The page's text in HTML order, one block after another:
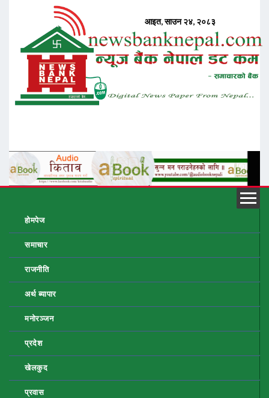
होमपेज
समाचार
राजनीति
अर्थ ब्यापार
मनोरञ्जन
प्रदेश
खेलकुद
प्रवास